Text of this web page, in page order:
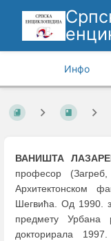
Инфо
ВАНИШТА
професор
Архитектонском
Шегвића. Од 1990.
предмету Урбана
докторирала